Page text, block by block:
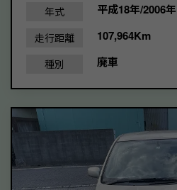
年式 平成18年/2006年
走行距離 107,964Km
種別 廃車